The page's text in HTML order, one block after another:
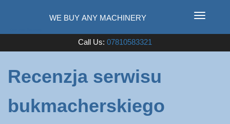
T
g
Call Us: 07810583321
Recenzja serwisu
bukmacherskiego